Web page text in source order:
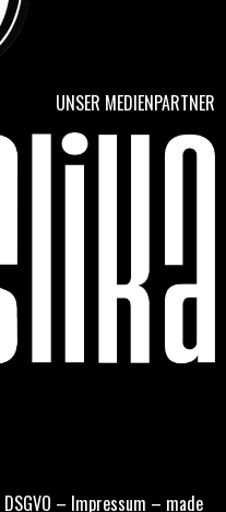
UNSER MEDIENPARTNER
DSGVO – Impressum – made